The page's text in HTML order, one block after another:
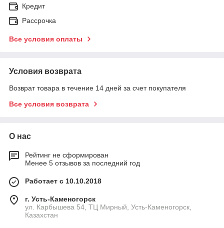
Кредит
Рассрочка
Все условия оплаты
Условия возврата
Возврат товара в течение 14 дней за счет покупателя
Все условия возврата
О нас
Рейтинг не сформирован
Менее 5 отзывов за последний год
Работает с 10.10.2018
г. Усть-Каменогорск
ул. Карбышева 54, ТЦ Мирный, Усть-Каменогорск,
Казахстан